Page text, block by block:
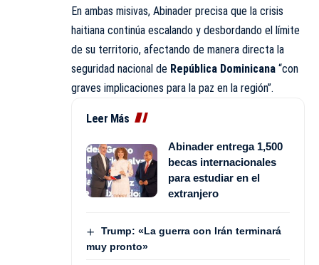
En ambas misivas, Abinader precisa que la crisis
haitiana continúa escalando y desbordando el límite
de su territorio, afectando de manera directa la
seguridad nacional de República Dominicana “con
graves implicaciones para la paz en la región”.
Leer Más
Abinader entrega 1,500
becas internacionales
para estudiar en el
extranjero
Trump: «La guerra con Irán terminará
muy pronto»